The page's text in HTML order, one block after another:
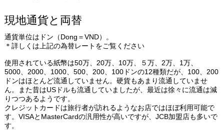
現地通貨と両替
通貨単位はドン（Dong＝VND）。
＊詳しくは上記の為替レートをご覧ください
使用されている紙幣は50万、20万、10万、５万、2万、1万、
5000、2000、1000、500、200、100ドンの12種類だが、100、200
ドンはほとんど流通していません。硬貨もあまり流通していませ
ん。また昔はUSドルも流通していましたが、最近は徐々に流通は減
りつつあるようです。
クレジットカードは旅行者が訪れるようなお店ではほぼ利用可能で
す。VISAとMasterCardの汎用性が高いですが、JCB加盟店も多いで
す。